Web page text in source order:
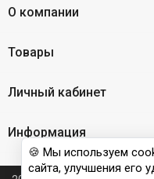
О компании
Товары
Личный кабинет
Информация
🍪 Мы используем
сайта, улучшения его